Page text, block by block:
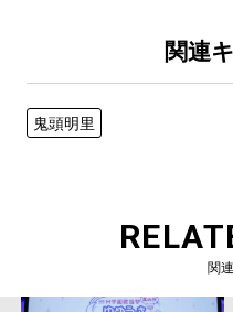
関連
鬼頭明里
関